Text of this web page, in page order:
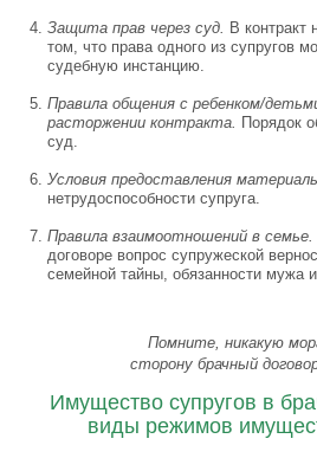
Защита прав через суд. В контракт
том, что права одного из супругов
судебную инстанцию.
Правила общения с ребенком/
расторжении контракта. Порядок
суд.
Условия предоставления
нетрудоспособности супруга.
Правила взаимоотношений в семье.
договоре вопрос супружеской
семейной тайны, обязанности мужа
Помните, никакую
сторону брачный
Имущество супругов в
виды режимов